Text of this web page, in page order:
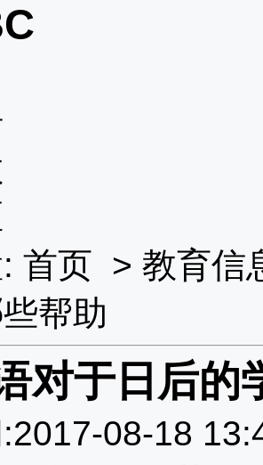
首页 > 教育信
帮助
对于日后的
08-18